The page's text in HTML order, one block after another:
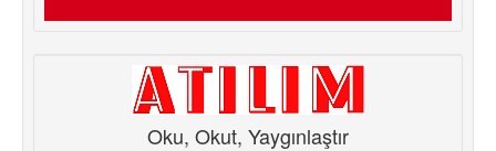
Oku, Okut, Yaygınlaştır